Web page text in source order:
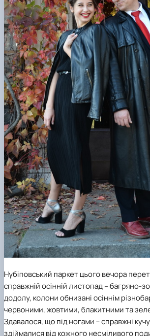
Нубіповський паркет цього вечора
справжній осінній листопад – багряно-
додолу, колони обнизані осіннім
червоними, жовтими, блакитними та
Здавалося, що під ногами – справжні
здіймалися від кожного несміливого